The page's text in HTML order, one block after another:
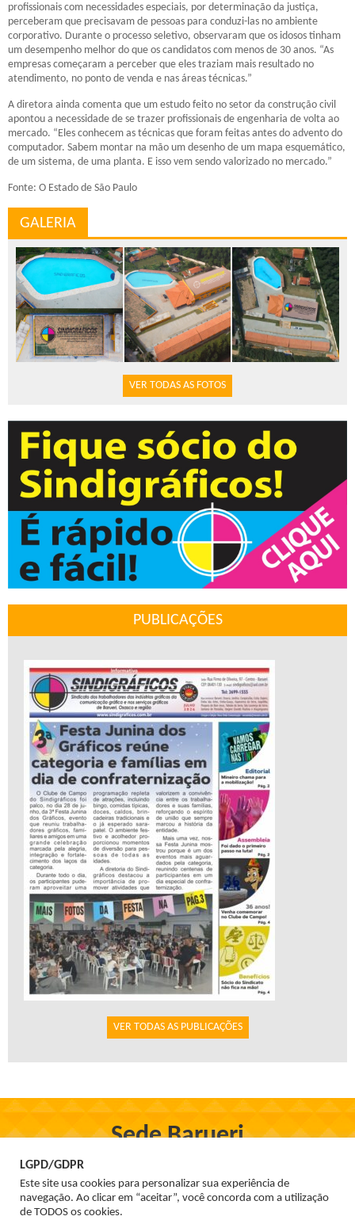
profissionais com necessidades especiais, por determinação da justiça,
perceberam que precisavam de pessoas para conduzi-las no ambiente
corporativo. Durante o processo seletivo, observaram que os idosos tinham
um desempenho melhor do que os candidatos com menos de 30 anos. “As
empresas começaram a perceber que eles traziam mais resultado no
atendimento, no ponto de venda e nas áreas técnicas.”
A diretora ainda comenta que um estudo feito no setor da construção civil
apontou a necessidade de se trazer profissionais de engenharia de volta ao
mercado. “Eles conhecem as técnicas que foram feitas antes do advento do
computador. Sabem montar na mão um desenho de um mapa esquemático,
de um sistema, de uma planta. E isso vem sendo valorizado no mercado.”
Fonte: O Estado de São Paulo
GALERIA
VER TODAS AS FOTOS
PUBLICAÇÕES
VER TODAS AS PUBLICAÇÕES
Sede Barueri
Rua Firmo de Oliveira, 97, Centro - Barueri
Tel. 3699-1555
LGPD/GDPR
Este site usa cookies para personalizar sua experiência de
navegação. Ao clicar em “aceitar”, você concorda com a utilização
de TODOS os cookies.